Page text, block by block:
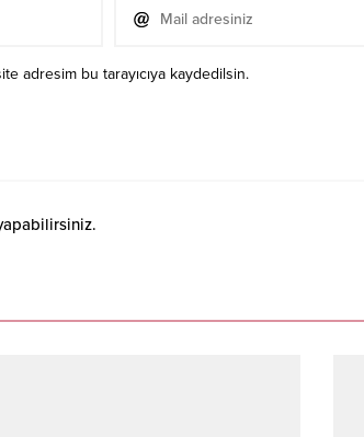
adresim bu tarayıcıya kaydedilsin.